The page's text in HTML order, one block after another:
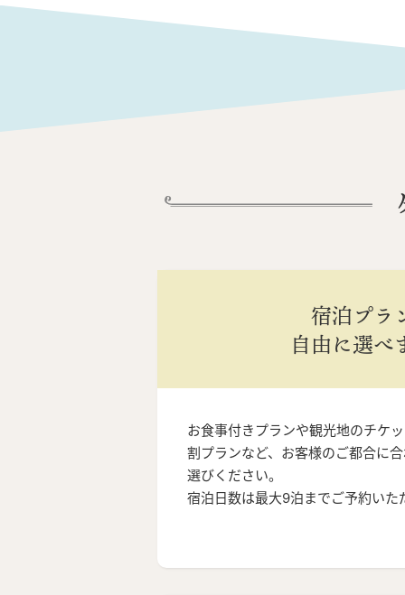
宿泊プラ
自由に選べ
お食事付きプランや観光地のチケ
割プランなど、お客様のご都合に
選びください。
宿泊日数は最大9泊までご予約いた